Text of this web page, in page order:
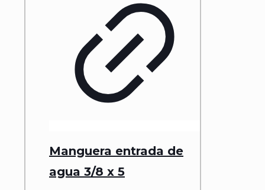
Manguera entrada de
agua 3/8 x 5